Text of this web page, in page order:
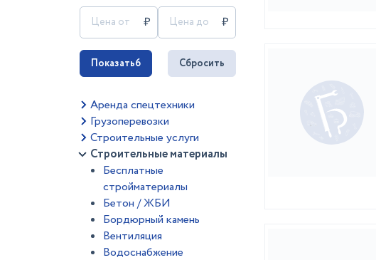
Показать6 Сбросить
Аренда спецтехники
Грузоперевозки
Строительные услуги
Строительные материалы
Бесплатные
стройматериалы
Бетон / ЖБИ
Бордюрный камень
Вентиляция
Водоснабжение